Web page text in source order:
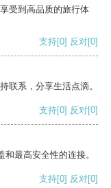
受到高品质的旅行体
支持[0] 反对[0]
联系，分享生活点滴。
支持[0] 反对[0]
最高安全性的连接。
支持[0] 反对[0]